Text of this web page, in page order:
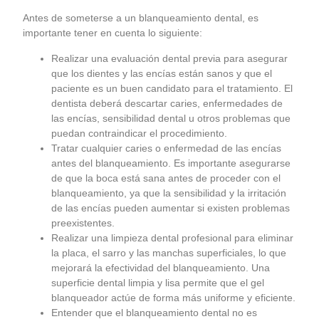
Antes de someterse a un blanqueamiento dental, es
importante tener en cuenta lo siguiente:
Realizar una evaluación dental previa para asegurar
que los dientes y las encías están sanos y que el
paciente es un buen candidato para el tratamiento. El
dentista deberá descartar caries, enfermedades de
las encías, sensibilidad dental u otros problemas que
puedan contraindicar el procedimiento.
Tratar cualquier caries o enfermedad de las encías
antes del blanqueamiento. Es importante asegurarse
de que la boca está sana antes de proceder con el
blanqueamiento, ya que la sensibilidad y la irritación
de las encías pueden aumentar si existen problemas
preexistentes.
Realizar una limpieza dental profesional para eliminar
la placa, el sarro y las manchas superficiales, lo que
mejorará la efectividad del blanqueamiento. Una
superficie dental limpia y lisa permite que el gel
blanqueador actúe de forma más uniforme y eficiente.
Entender que el blanqueamiento dental no es